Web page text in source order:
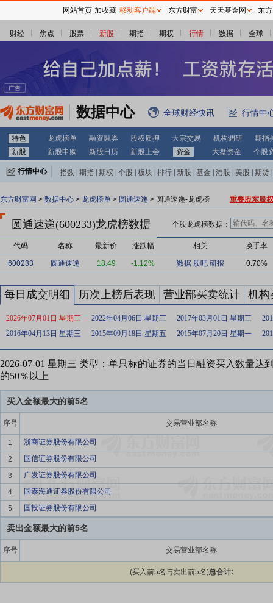
财经 焦点 股票 新股 期指 期权 行情 数据 全球
数据中心 全球财经快讯 行情中
特色 龙虎榜单 融资融券 股权质押 大宗交易 机构调研
期指
新股
新股申购 新股日历 新股上会 资金 大盘资金 个股
行情中心 指数 期指 期权 个股 板块 排行 新股 基金 港股 美股 期货
东方财富网 > 数据中心 > 龙虎榜单 > 圆通速递 > 圆通速递-龙虎榜 重要股东股
圆通速递(600233)龙虎榜数据 个股龙虎榜数据：
代码 名称 最新价 涨跌幅 相关 换手率
600233 圆通速递 18.49 -1.12% 数据 股吧 研报 0.70%
每日成交明细 历次上榜后表现 营业部买卖统计 机构
2026年07月01日 星期三 2022年04月06日 星期三 2017年03月01日 星期三
2016年04月13日 星期三
2015年09月18日 星期五 2015年07月20日 星期一
2026-07-01 星期三 类型：单只标的证券的当日融资买入数量达
的50％以上
买入金额最大的前5名
序号 交易营业部名称
1
浙商证券股份有限公司
2
国信证券股份有限公司
3
广发证券股份有限公司
4
国泰海通证券股份有限公司
5
国投证券股份有限公司
卖出金额最大的前5名
序号 交易营业部名称
(买入前5名与卖出前5名)总合计:
网站首页 加收藏 移动客户端 东方财富 天天基金网 东